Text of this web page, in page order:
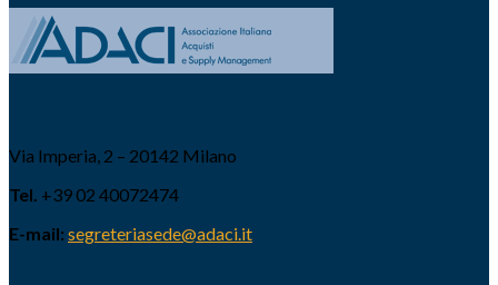
Via Imperia, 2 – 20142 Milano
Tel. +39 02 40072474
E-mail: segreteriasede@adaci.it